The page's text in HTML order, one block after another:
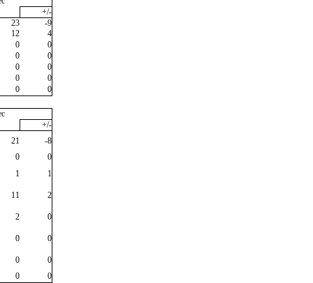
+/-
23
-9
12
4
0
0
0
0
0
0
0
0
0
0
+/-
21
-8
0
0
1
1
11
2
2
0
0
0
0
0
0
0